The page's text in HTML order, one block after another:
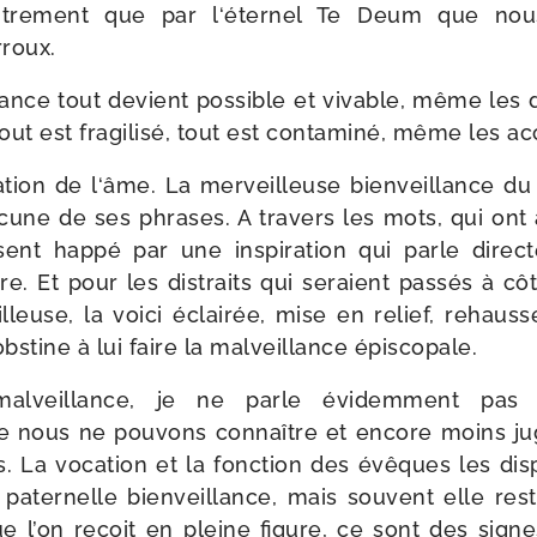
que par l‘éternel Te Deum que
tout devient pos­sible et vivable, même les
est fra­gi­li­sé, tout est conta­mi­né, même les
de l‘âme. La mer­veilleuse bien­veillance
de ses phrases. A tra­vers les mots, qui
hap­pé par une ins­pi­ra­tion qui parle
Et pour les dis­traits qui seraient pas­sés à
la voi­ci éclai­rée, mise en relief,
à lui faire la mal­veillance épiscopale.
je ne parle évi­dem­ment
nous ne pou­vons connaître et encore moins
La voca­tion et la fonc­tion des évêques les
bien­veillance, mais sou­vent elle
l’on reçoit en pleine figure, ce sont des